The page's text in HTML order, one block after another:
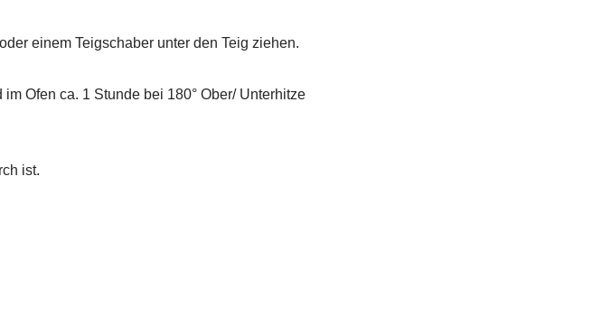
einem Teigschaber unter den Teig ziehen.
Ofen ca. 1 Stunde bei 180° Ober/ Unterhitze
ist.